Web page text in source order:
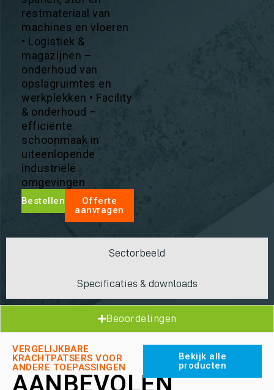
Sectorbeeld
Specificaties & downloads
restmateriaal van
machines en vloeren
• Logistiek &
magazijnen –
onderhoud van
opslagruimtes en
werkplekken • Facility
& onderhoud –
efficiënte
schoonmaak in
uiteenlopende
industriële
omgevingen
Bestellen
Offerte
aanvragen
Beoordelingen
VERGELIJKBARE
KRACHTPATSERS VOOR
ANDERE TOEPASSINGEN
AANBEVOLEN
Bekijk alle
producten